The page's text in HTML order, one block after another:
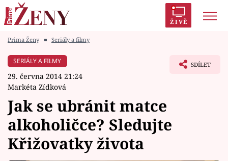
ŽIVĚ
Módní alarm
Témata
Celebrity
Prima Ženy ■ Seriály a filmy
SERIÁLY A FILMY
29. června 2014 21:24
Markéta Zídková
SDÍLET
Jak se ubránit matce
alkoholičce? Sledujte
Křižovatky života